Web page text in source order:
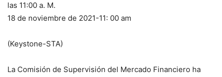
las 11:00 a. M.
18 de noviembre de 2021-11: 00 am
(Keystone-STA)
La Comisión de Supervisión del Mercado Financiero ha